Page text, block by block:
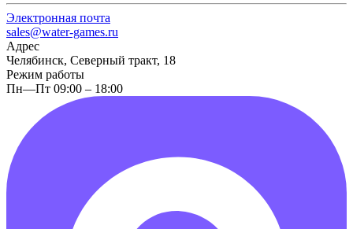
Электронная почта
sales@water-games.ru
Адрес
Челябинск, Северный тракт, 18
Режим работы
Пн—Пт 09:00 – 18:00